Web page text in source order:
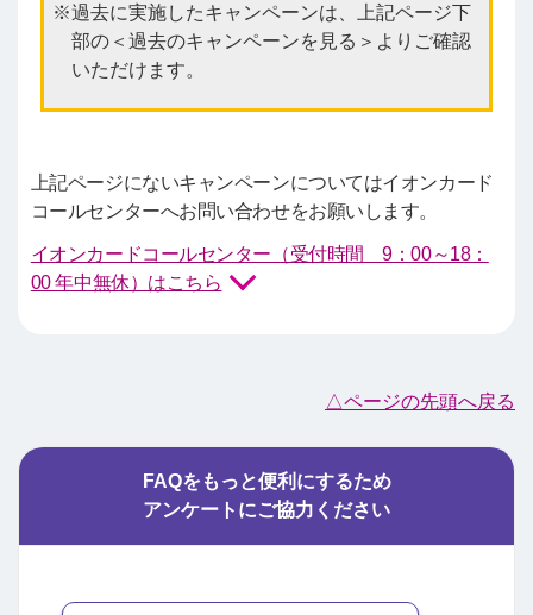
過去に実施したキャンペーンは、上記ページ下
部の＜過去のキャンペーンを見る＞よりご確認
いただけます。
上記ページにないキャンペーンについてはイオンカード
コールセンターへお問い合わせをお願いします。
イオンカードコールセンター（受付時間 9：00～18：
00 年中無休）はこちら
△ページの先頭へ戻る
FAQをもっと便利にするため
アンケートにご協力ください